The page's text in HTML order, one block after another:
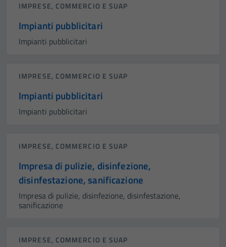
IMPRESE, COMMERCIO E SUAP
Impianti pubblicitari
Impianti pubblicitari
IMPRESE, COMMERCIO E SUAP
Impianti pubblicitari
Impianti pubblicitari
IMPRESE, COMMERCIO E SUAP
Impresa di pulizie, disinfezione,
disinfestazione, sanificazione
Impresa di pulizie, disinfezione, disinfestazione,
sanificazione
IMPRESE, COMMERCIO E SUAP